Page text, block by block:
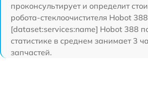
проконсультирует и определит
робота-стеклоочистителя Hobot
[dataset:services:name] Hobot 388
статистике в среднем занимает 3
запчастей.